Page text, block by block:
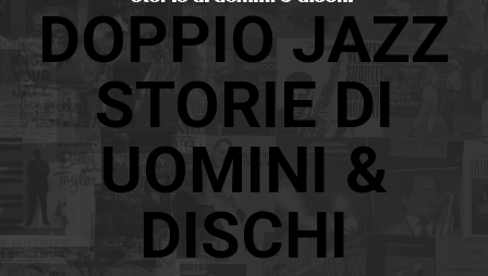
DOPPIO JAZZ
STORIE DI
UOMINI &
DISCHI